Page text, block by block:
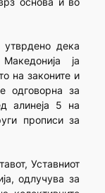
дека
ја
на законите и
одговорна за
алинеја 5 на
прописи за
Уставниот
одлучува за